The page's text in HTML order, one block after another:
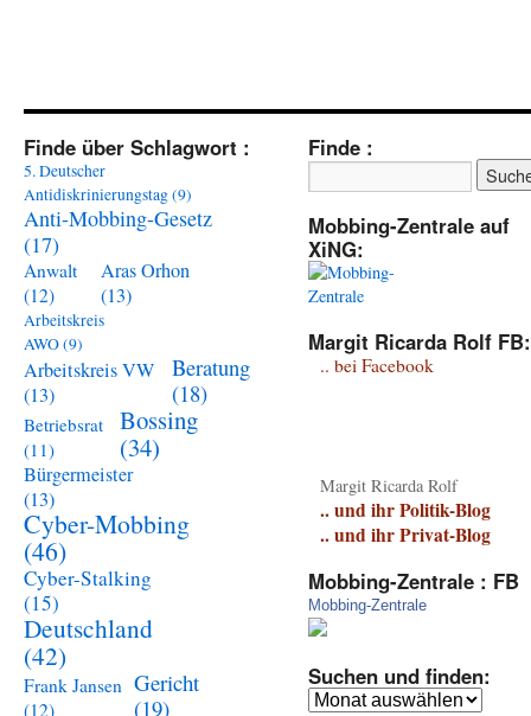
Finde über Schlagwort :
5. Deutscher
Antidiskrinierungstag(9)
Anti-Mobbing-Gesetz
(17)
Anwalt
(12)
Aras Orhon
(13)
Arbeitskreis
AWO(9)
Arbeitskreis VW
(13)
Beratung
(18)
Betriebsrat
(11)
Bossing
(34)
Bürgermeister
(13)
Cyber-Mobbing
(46)
Cyber-Stalking
(15)
Deutschland
(42)
Frank Jansen
(12)
Gericht
(19)
Finde :
Mobbing-Zentrale auf
XiNG:
Margit Ricarda Rolf FB:
.. bei Facebook
Margit Ricarda Rolf
.. und ihr Politik-Blog
.. und ihr Privat-Blog
Mobbing-Zentrale : FB
Mobbing-Zentrale
Suchen und finden:
Suchen